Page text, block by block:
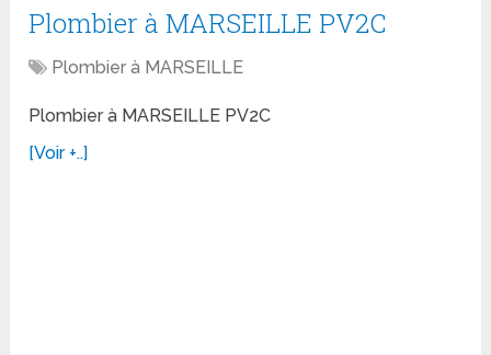
Plombier à MARSEILLE PV2C
Plombier à MARSEILLE
Plombier à MARSEILLE PV2C
[Voir +..]